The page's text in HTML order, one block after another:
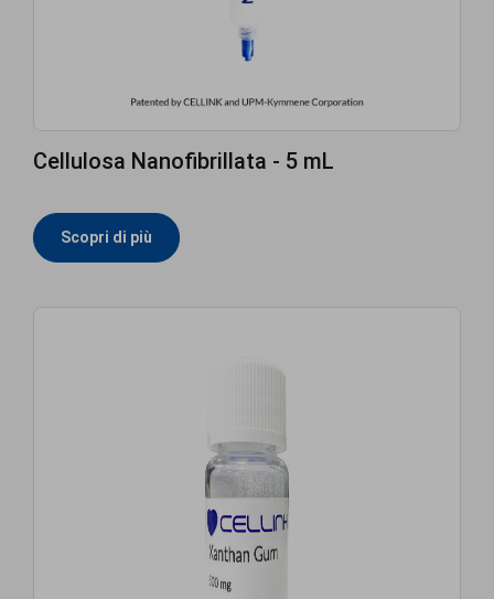
Cellulosa Nanofibrillata - 5 mL
Scopri di più